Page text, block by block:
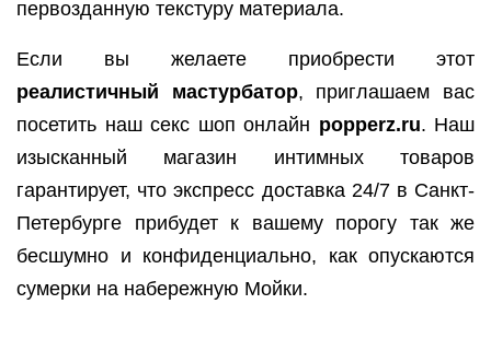
первозданную текстуру материала.
Если вы желаете приобрести этот
реалистичный мастурбатор, приглашаем вас
посетить наш секс шоп онлайн popperz.ru. Наш
изысканный магазин интимных товаров
гарантирует, что экспресс доставка 24/7 в Санкт-
Петербурге прибудет к вашему порогу так же
бесшумно и конфиденциально, как опускаются
сумерки на набережную Мойки.